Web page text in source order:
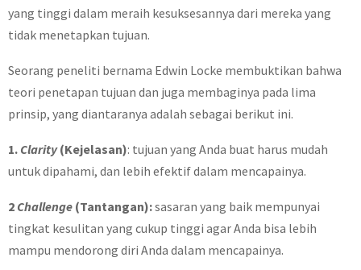
yang tinggi dalam meraih kesuksesannya dari mereka yang
tidak menetapkan tujuan.
Seorang peneliti bernama Edwin Locke membuktikan bahwa
teori penetapan tujuan dan juga membaginya pada lima
prinsip, yang diantaranya adalah sebagai berikut ini.
1. Clarity(Kejelasan): tujuan yang Anda buat harus mudah
untuk dipahami, dan lebih efektif dalam mencapainya.
2 Challenge (Tantangan):sasaran yang baik mempunyai
tingkat kesulitan yang cukup tinggi agar Anda bisa lebih
mampu mendorong diri Anda dalam mencapainya.